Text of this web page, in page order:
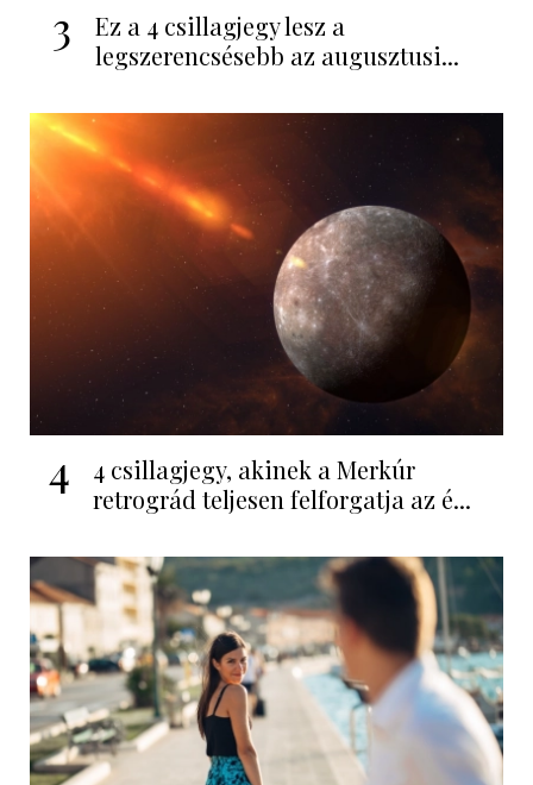
3
Ez a 4 csillagjegy lesz a
legszerencsésebb az augusztusi...
4
4 csillagjegy, akinek a Merkúr
retrográd teljesen felforgatja az é...